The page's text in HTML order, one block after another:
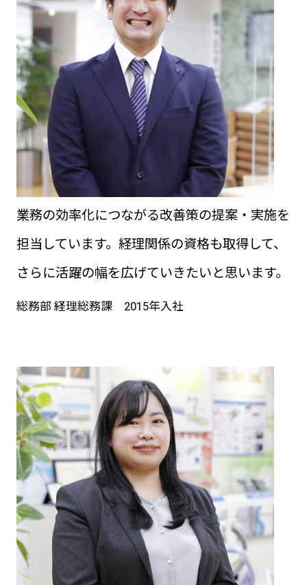
業務の効率化につながる改善策の提案・実施を
担当しています。経理関係の資格も取得して、
さらに活躍の幅を広げていきたいと思います。
総務部 経理総務課 2015年入社